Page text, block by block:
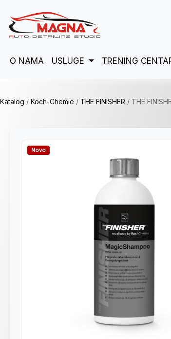
O NAMA USLUGE TRENING
Katalog / Koch-Chemie / THE FINISHER / THE
Novo